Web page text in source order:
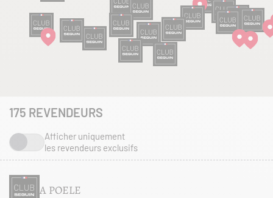
175 REVENDEURS
Afficher uniquement
les revendeurs exclusifs
A POELE